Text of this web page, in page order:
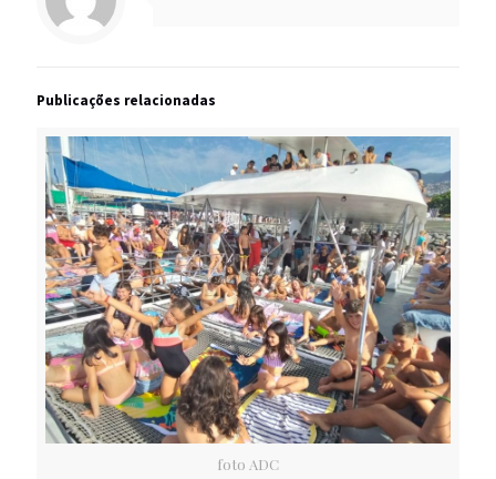
Publicações relacionadas
foto ADC